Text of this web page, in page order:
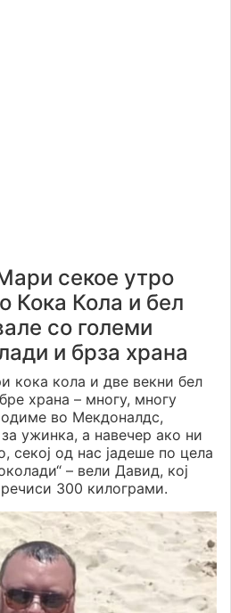
секое утро
Кока Кола и бел
со големи
и брза храна
кока кола и две векни бел
храна – многу, многу
во Мекдоналдс,
ужинка, а навечер ако ни
секој од нас јадеше по цела
– вели Давид, кој
300 килограми.